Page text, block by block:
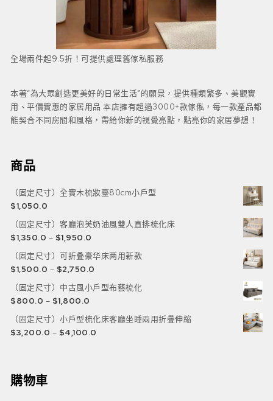
全場兩件起9.5折！可提供處理舊傢私服務
本著“為大眾創造更美好的日常生活”的願景，提供種類繁多、美觀實
用、平價實惠的家居用品 本店擁有超過3000+款傢俬，每一款產品都
能契合不同房間和風格，帶給你新的視覺亮點，點亮你的家居夢想！
商品
（固定尺寸）全實木梳妝臺80cm小戶型
$1,050.0
（固定尺寸）客廳泡芙奶油風雙人直排梳化床
$1,350.0 – $1,950.0
（固定尺寸）可折叠豪华床两用新款
$1,500.0 – $2,750.0
（固定尺寸）中古風小戶型布藝梳化
$800.0 – $1,800.0
（固定尺寸）小戶型梳化床客廳坐睡兩用折疊伸縮
$3,200.0 – $4,100.0
購物車